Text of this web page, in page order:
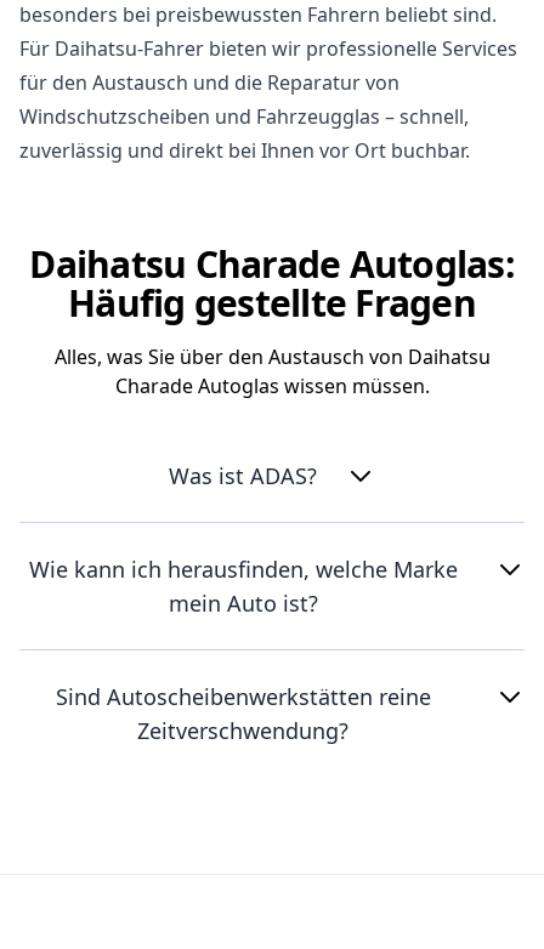
besonders bei preisbewussten Fahrern beliebt sind.
Für Daihatsu-Fahrer bieten wir professionelle Services
für den Austausch und die Reparatur von
Windschutzscheiben und Fahrzeugglas – schnell,
zuverlässig und direkt bei Ihnen vor Ort buchbar.
Daihatsu Charade Autoglas:
Häufig gestellte Fragen
Alles, was Sie über den Austausch von Daihatsu
Charade Autoglas wissen müssen.
Was ist ADAS?
Wie kann ich herausfinden, welche Marke
mein Auto ist?
Sind Autoscheibenwerkstätten reine
Zeitverschwendung?